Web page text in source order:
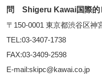
問 Shigeru Kawai国際的
〒150-0001 東京都渋谷区神
TEL:03-3407-1738
FAX:03-3409-2598
E-mail:skipc@kawai.co.jp